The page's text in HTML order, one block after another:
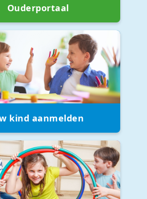
Ouderportaal
kind aanmelden